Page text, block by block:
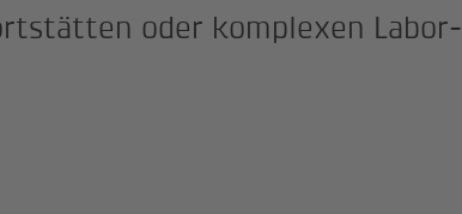
oder komplexen Labor-